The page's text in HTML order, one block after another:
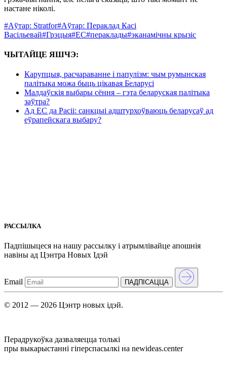
настане ніколі.
#Аўтар: Stratfor#Аўтар: Пераклад Касі
Васільевай#Грэцыя#ЕС#пераклады#эканамічны крызіс
ЧЫТАЙЦЕ ЯШЧЭ:
Карупцыя, расчараванне і папулізм: чым румынская
палітыка можа быць цікавая Беларусі
Малдаўскія выбары сёння – гэта беларуская палітыка
заўтра?
Ад ЕС да Расіі: санкцыі адштурхоўваюць беларусаў ад
еўрапейскага выбару?
РАССЫЛКА
Падпішыцеся на нашу рассылкy і атрымлівайце апошнія
навіны ад Цэнтра Новых Iдэй
Email ПАДПIСАЦЦА
© 2012 — 2026 Цэнтр новых ідэй.
Перадрукоўка дазваляецца толькі
пры выкарыстанні гіперспасылкі на newideas.center